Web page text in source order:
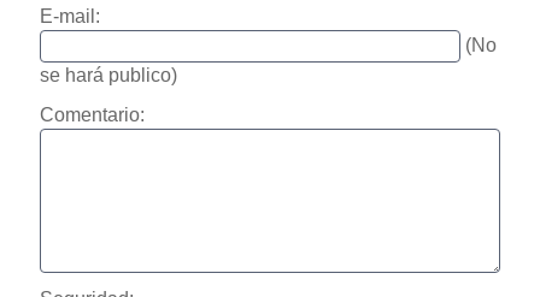
E-mail:
(No
se hará publico)
Comentario: